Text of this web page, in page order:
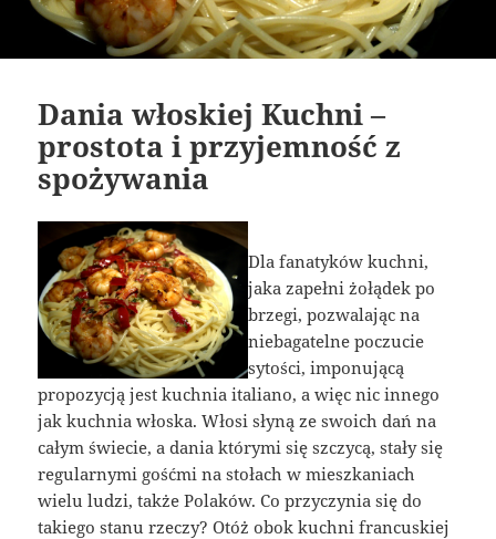
Dania włoskiej Kuchni –
prostota i przyjemność z
spożywania
Dla fanatyków kuchni,
jaka zapełni żołądek po
brzegi, pozwalając na
niebagatelne poczucie
sytości, imponującą
propozycją jest kuchnia italiano, a więc nic innego
jak kuchnia włoska. Włosi słyną ze swoich dań na
całym świecie, a dania którymi się szczycą, stały się
regularnymi gośćmi na stołach w mieszkaniach
wielu ludzi, także Polaków. Co przyczynia się do
takiego stanu rzeczy? Otóż obok kuchni francuskiej